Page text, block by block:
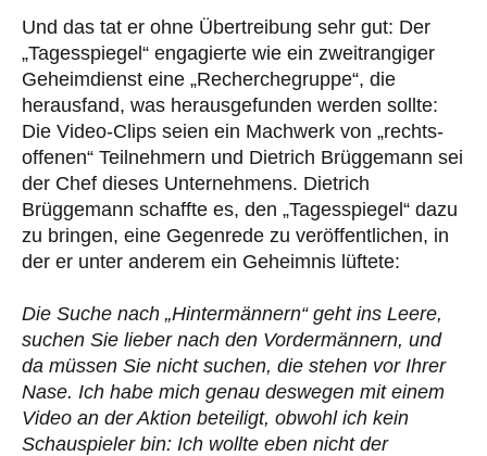
Und das tat er ohne Übertreibung sehr gut: Der
„Tagesspiegel“ engagierte wie ein zweitrangiger
Geheimdienst eine „Recherchegruppe“, die
herausfand, was herausgefunden werden sollte:
Die Video-Clips seien ein Machwerk von „rechts-
offenen“ Teilnehmern und Dietrich Brüggemann sei
der Chef dieses Unternehmens. Dietrich
Brüggemann schaffte es, den „Tagesspiegel“ dazu
zu bringen, eine Gegenrede zu veröffentlichen, in
der er unter anderem ein Geheimnis lüftete:
Die Suche nach „Hintermännern“ geht ins Leere,
suchen Sie lieber nach den Vordermännern, und
da müssen Sie nicht suchen, die stehen vor Ihrer
Nase. Ich habe mich genau deswegen mit einem
Video an der Aktion beteiligt, obwohl ich kein
Schauspieler bin: Ich wollte eben nicht der